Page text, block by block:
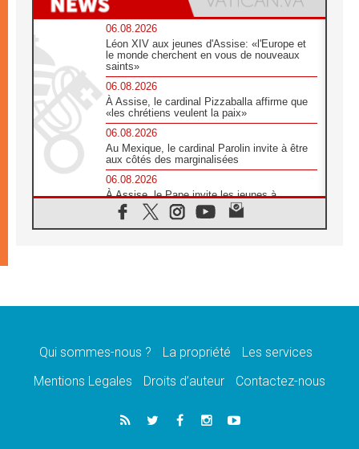
06.08.2026
Léon XIV aux jeunes d'Assise: «l'Europe et
le monde cherchent en vous de nouveaux
saints»
06.08.2026
À Assise, le cardinal Pizzaballa affirme que
«les chrétiens veulent la paix»
06.08.2026
Au Mexique, le cardinal Parolin invite à être
aux côtés des marginalisées
06.08.2026
À Assise, le Pape invite les jeunes à
«construire la civilisation de l'amour»
05.08.2026
d'entendre ceux qui bénissent la guerre»
Léon XIV au Pérou, une lueur d'espoir pour
05.08.2026
SCEAM: L'Église en Afrique vers
Qui sommes-nous ? La propriété
Les services
Mentions Legales
Droits d’auteur Contactez-nous